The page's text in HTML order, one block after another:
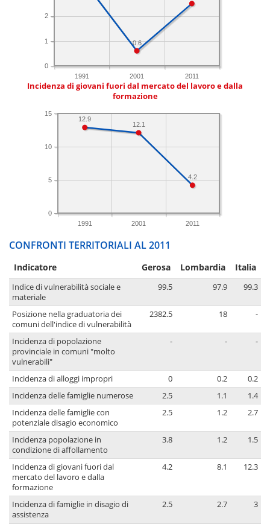
1991 2001 2011
0
1
2
0.6
Incidenza di giovani fuori dal mercato del lavoro e dalla
formazione
1991 2001 2011
0
5
10
15
4.2
12.1
12.9
CONFRONTI TERRITORIALI AL 2011
Indicatore Gerosa Lombardia Italia
Indice di vulnerabilità sociale e
materiale
99.5 97.9 99.3
Posizione nella graduatoria dei
comuni dell'indice di vulnerabilità
2382.5 18 -
Incidenza di popolazione
provinciale in comuni "molto
vulnerabili"
- - -
Incidenza di alloggi impropri 0 0.2
0.2
Incidenza delle famiglie numerose
2.5 1.1
1.4
Incidenza delle famiglie con
potenziale disagio economico
2.5 1.2 2.7
Incidenza popolazione in
condizione di affollamento
3.8 1.2 1.5
Incidenza di giovani fuori dal
mercato del lavoro e dalla
formazione
4.2 8.1 12.3
Incidenza di famiglie in disagio di
assistenza
2.5 2.7 3